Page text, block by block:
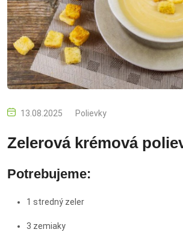
13.08.2025 Polievky
Zelerová krémová
Potrebujeme:
1 stredný zeler
3 zemiaky